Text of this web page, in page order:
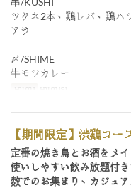
ツクネ2本、鶏レバ、鶏ハ
アラ
〆/SHIME
牛モツカレー
អាហារ អាហារឡ
【期間限定】渋鶏コー
定番の焼き鳥とお酒をメ
使いしやすい飲み放題付
数でのお集まり、カジュ